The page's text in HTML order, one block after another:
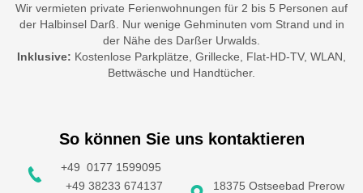
Wir vermieten private Ferienwohnungen für 2 bis 5 Personen auf
der Halbinsel Darß. Nur wenige Gehminuten vom Strand und in
der Nähe des Darßer Urwalds.
Inklusive: Kostenlose Parkplätze, Grillecke, Flat-HD-TV, WLAN,
Bettwäsche und Handtücher.
So können Sie uns kontaktieren
+49 0177 1599095
+49 38233 674137
18375 Ostseebad Prerow